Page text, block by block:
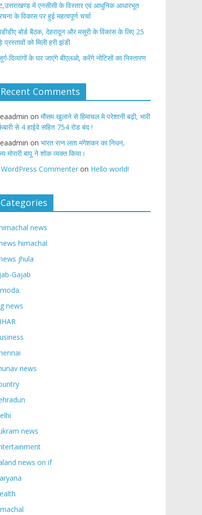
में एनसीसी के विस्तार एवं आधुनिक आधारभूत
के विकास पर हुई महत्वपूर्ण चर्चा
बोर्ड बैठक, देहरादून और मसूरी के विकास के लिए 25
प्रस्तावों को मिली हरी झंडी
दिव्यांगों के घर जाएंगे बीएलओ, करेंगे नोटिसों का निस्तारण
Recent Comments
on मौसम खुलाने से हिमाचल मे परेशानी बढ़ी, भारी
से 4 हाईवे सहित 754 रोड बंद !
on भारत रत्न लता मंगेशकर का निधन,
मोरारी बापू ने शोक व्यक्त किया।
Commenter on Hello world!
Categories
news
himachal
jhula
Gajab
news
news
news
news on if